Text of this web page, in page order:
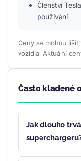
Členství
používání
Ceny se mohou lišit
vozidla. Aktuální
Často kladené
Jak dlouho